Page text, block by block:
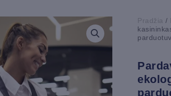
Pradžia /